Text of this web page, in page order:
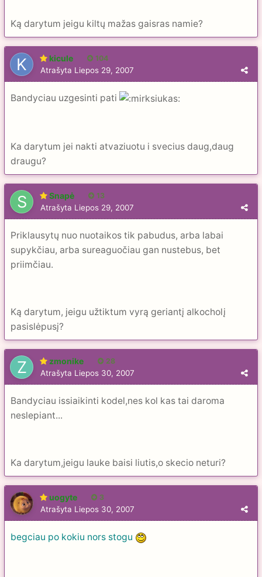
Ką darytum jeigu kiltų mažas gaisras namie?
kicule 104
Atrašyta Liepos 29, 2007
Bandyciau uzgesinti pati
Ka darytum jei nakti atvaziuotu i svecius daug,daug
draugu?
Snapė 13
Atrašyta Liepos 29, 2007
Priklausytų nuo nuotaikos tik pabudus, arba labai
supykčiau, arba sureaguočiau gan nustebus, bet
priimčiau.
Ką darytum, jeigu užtiktum vyrą geriantį alkocholį
pasislėpusį?
zmonike 28
Atrašyta Liepos 30, 2007
Bandyciau issiaikinti kodel,nes kol kas tai daroma
neslepiant...
Ka darytum,jeigu lauke baisi liutis,o skecio neturi?
uogyte 3
Atrašyta Liepos 30, 2007
begciau po kokiu nors stogu